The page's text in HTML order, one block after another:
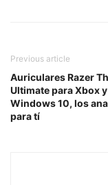
Previous article
Auriculares Razer
Ultimate para Xbox y
Windows 10, los
para tí